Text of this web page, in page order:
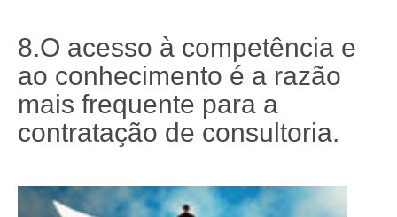
8.O acesso à competência e
ao conhecimento é a razão
mais frequente para a
contratação de consultoria.